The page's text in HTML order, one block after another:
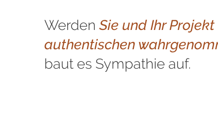
WerdenSie und Ihr Projekt
authentischen
baut es Sympathie auf.